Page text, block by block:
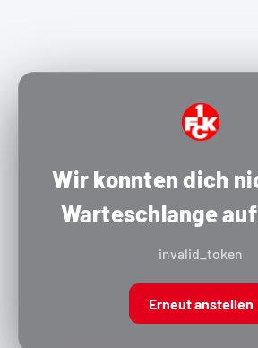
Wir konnten dich
Warteschlange
invalid_token
Erneut anstellen